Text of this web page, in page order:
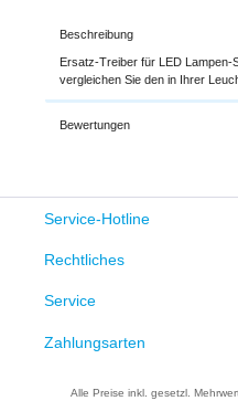
Beschreibung
Ersatz-Treiber für LED Lampen-
vergleichen Sie den in Ihrer
Bewertungen
Service-Hotline
Rechtliches
Service
Zahlungsarten
Alle Preise inkl. gesetzl.